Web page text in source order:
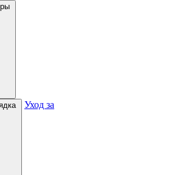
Уход за